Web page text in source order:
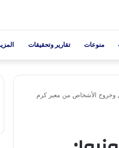
منوعات تقارير وتحقيقات
وخروج الأشخاص من معبر كرم